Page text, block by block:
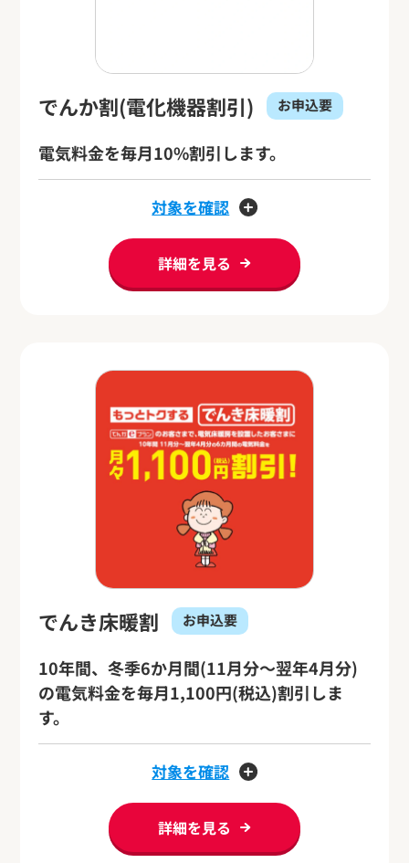
でんか割(電化機器割引) お申込要
電気料金を毎月10%割引します。
対象を確認
詳細を見る
でんき床暖割 お申込要
10年間、冬季6か月間(11月分～翌年4月分)
の電気料金を毎月1,100円(税込)割引しま
す。
対象を確認
詳細を見る